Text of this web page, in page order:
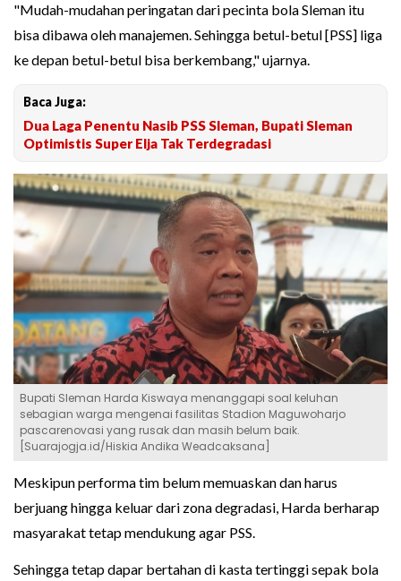
"Mudah-mudahan peringatan dari pecinta bola Sleman itu
bisa dibawa oleh manajemen. Sehingga betul-betul [PSS] liga
ke depan betul-betul bisa berkembang," ujarnya.
Baca Juga:
Dua Laga Penentu Nasib PSS Sleman, Bupati Sleman
Optimistis Super Elja Tak Terdegradasi
Bupati Sleman Harda Kiswaya menanggapi soal keluhan
sebagian warga mengenai fasilitas Stadion Maguwoharjo
pascarenovasi yang rusak dan masih belum baik.
[Suarajogja.id/Hiskia Andika Weadcaksana]
Meskipun performa tim belum memuaskan dan harus
berjuang hingga keluar dari zona degradasi, Harda berharap
masyarakat tetap mendukung agar PSS.
Sehingga tetap dapar bertahan di kasta tertinggi sepak bola